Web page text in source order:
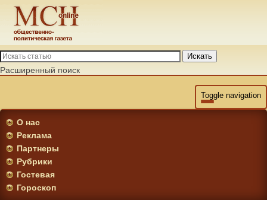
Искать
Расширенный поиск
Toggle navigation
О нас
Реклама
Партнеры
Рубрики
Гостевая
Гороскоп